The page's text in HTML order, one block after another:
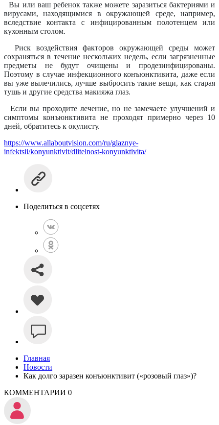
Вы или ваш ребенок также можете заразиться бактериями и
вирусами, находящимися в окружающей среде, например,
вследствие контакта с инфицированным полотенцем или
кухонным столом.
Риск воздействия факторов окружающей среды может
сохраняться в течение нескольких недель, если загрязненные
предметы не будут очищены и продезинфицированы.
Поэтому в случае инфекционного конъюнктивита, даже если
вы уже вылечились, лучше выбросить такие вещи, как старая
тушь и другие средства макияжа глаз.
Если вы проходите лечение, но не замечаете улучшений и
симптомы конъюнктивита не проходят примерно через 10
дней, обратитесь к окулисту.
https://www.allaboutvision.com/ru/glaznye-
infektsii/konyunktivit/dlitelnost-konyunktivita/
Поделиться в соцсетях
Главная
Новости
Как долго заразен конъюнктивит («розовый глаз»)?
КОММЕНТАРИИ 0